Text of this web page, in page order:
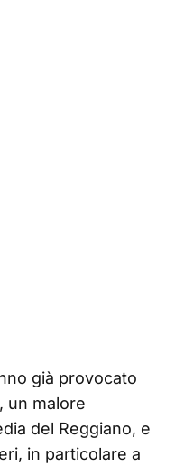
già provocato
un malore
del Reggiano, e
in particolare a